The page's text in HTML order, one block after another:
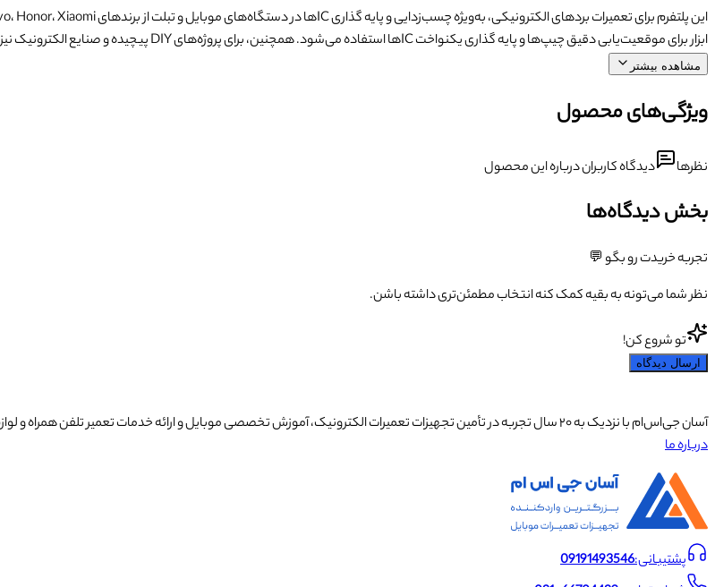
ابزار برای موقعیت‌یابی دقیق چیپ‌ها و پایه گذاری یکنواخت ICها استفاده می‌شود. همچنین، برای پروژه‌های DIY پیچیده و صنایع الکترونیک نیز کاربردی است.
مشاهده بیشتر
ویژگی‌های محصول
نظرها دیدگاه کاربران درباره این محصول
بخش دیدگاه‌ها
تجربه خریدت رو بگو 💬
نظر شما می‌تونه به بقیه کمک کنه انتخاب مطمئن‌تری داشته باشن.
تو شروع کن!
ارسال دیدگاه
آسان جی‌اس‌ام با نزدیک به ۲۰ سال تجربه در تأمین تجهیزات تعمیرات الکترونیک، آموزش تخصصی موبایل و ارائه خدمات تعمیر تلفن همراه و لوازم جانبی، با تکیه بر تیمی حرفه‌ای، رضایت و اعتماد مشتریان را اولویت اصلی خود قرار داده است.
درباره ما
پشتیبانی:09191493546